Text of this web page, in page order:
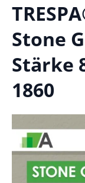
Stone
Stärke
1860